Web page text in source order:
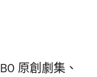
原創劇集、